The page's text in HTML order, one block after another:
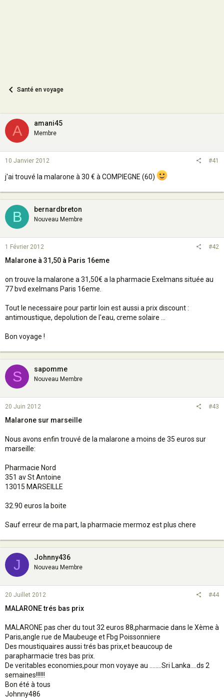
Santé en voyage
A amani45
Membre
10 Janvier 2012 #41
j'ai trouvé la malarone à 30 € à COMPIEGNE (60)
B bernardbreton
Nouveau Membre
1 Février 2012 #42
Malarone à 31,50 à Paris 16eme
on trouve la malarone a 31,50€ a la pharmacie Exelmans située au
77 bvd exelmans Paris 16eme.
Tout le necessaire pour partir loin est aussi a prix discount :
antimoustique, depolution de l'eau, creme solaire ...
Bon voyage !
S sapomme
Nouveau Membre
20 Juin 2012 #43
Malarone sur marseille
Nous avons enfin trouvé de la malarone a moins de 35 euros sur
marseille:
Pharmacie Nord
351 av St Antoine
13015 MARSEILLE
32.90 euros la boite
Sauf erreur de ma part, la pharmacie mermoz est plus chere
J Johnny436
Nouveau Membre
20 Juillet 2012 #44
MALARONE trés bas prix
MALARONE pas cher du tout 32 euros 88,pharmacie dans le Xème à
Paris,angle rue de Maubeuge et Fbg Poissonniere
Des moustiquaires aussi trés bas prix,et beaucoup de
parapharmacie tres bas prix.
De veritables economies,pour mon voyaye au ........Sri Lanka....ds 2
semaines!!!!!!
Bon été à tous
Johnny486